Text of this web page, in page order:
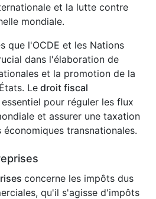
et la lutte contre
mondiale.
que l'OCDE et les Nations
dans l'élaboration de
et la promotion de la
Le droit fiscal
pour réguler les flux
et assurer une taxation
transnationales.
concerne les impôts dus
qu'il s'agisse d'impôts